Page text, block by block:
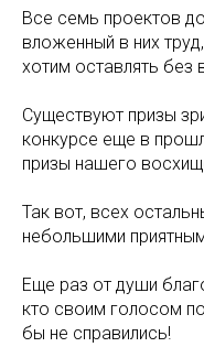
Все семь проектов
вложенный в них
хотим оставлять без
Существуют призы
конкурсе еще в
призы нашего
Так вот, всех
небольшими
Еще раз от души
кто своим голосом
бы не справились!